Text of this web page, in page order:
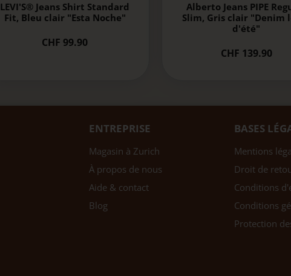
LEVI'S® Jeans Shirt Standard
Fit, Bleu clair "Esta Noche"
CHF 99.90
Alberto Jeans PIPE
Slim, Gris clair "Denim
d'été"
CHF 139.90
ENTREPRISE
Magasin à Zurich
À propos de nous
Aide & contact
Blog
BASES
Mentions
Droit de
Conditions
Conditions
Protection